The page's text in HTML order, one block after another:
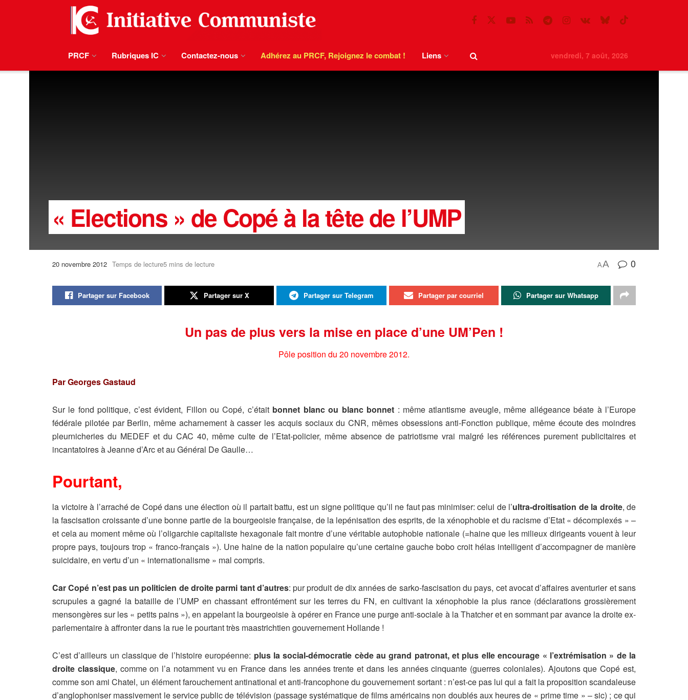
PRCF Rubriques IC Contactez-nous Adhérez au PRCF, Rejoignez le combat ! Liens vendredi, 7 août, 2026
« Elections » de Copé à la tête de l’UMP
20 novembre 2012 Temps de lecture5 mins de lecture AA 0
Partager sur Facebook Partager sur X Partager sur Telegram Partager par courriel Partager sur Whatsapp
Un pas de plus vers la mise en place d’une UM’Pen !
Pôle position du 20 novembre 2012.
Par Georges Gastaud
Sur le fond politique, c’est évident, Fillon ou Copé, c’étaitbonnet blanc ou blanc bonnet : même atlantisme aveugle, même allégeance béate à l’Europe
fédérale pilotée par Berlin, même acharnement à casser les acquis sociaux du CNR, mêmes obsessions anti-Fonction publique, même écoute des moindres
pleurnicheries du MEDEF et du CAC 40, même culte de l’Etat-policier, même absence de patriotisme vrai malgré les références purement publicitaires et
incantatoires à Jeanne d’Arc et au Général De Gaulle…
Pourtant,
la victoire à l’arraché de Copé dans une élection où il partait battu, est un signe politique qu’il ne faut pas minimiser: celui de l’ultra-droitisation de la droite, de
la fascisation croissante d’une bonne partie de la bourgeoisie française, de la lepénisation des esprits, de la xénophobie et du racisme d’Etat « décomplexés » –
et cela au moment même où l’oligarchie capitaliste hexagonale fait montre d’une véritable autophobie nationale (=haine que les milieux dirigeants vouent à leur
propre pays, toujours trop « franco-français »). Une haine de la nation populaire qu’une certaine gauche bobo croit hélas intelligent d’accompagner de manière
suicidaire, en vertu d’un « internationalisme » mal compris.
Car Copé n’est pas un politicien de droite parmi tant d’autres: pur produit de dix années de sarko-fascisation du pays, cet avocat d’affaires aventurier et sans
scrupules a gagné la bataille de l’UMP en chassant effrontément sur les terres du FN, en cultivant la xénophobie la plus rance (déclarations grossièrement
mensongères sur les « petits pains »), en appelant la bourgeoisie à opérer en France une purge anti-sociale à la Thatcher et en sommant par avance la droite ex-
parlementaire à affronter dans la rue le pourtant très maastrichtien gouvernement Hollande !
C’est d’ailleurs un classique de l’histoire européenne: plus la social-démocratie cède au grand patronat, et plus elle encourage « l’extrémisation » de la
droite classique, comme on l’a notamment vu en France dans les années trente et dans les années cinquante (guerres coloniales). Ajoutons que Copé est,
comme son ami Chatel, un élément farouchement antinational et anti-francophone du gouvernement sortant : n’est-ce pas lui qui a fait la proposition scandaleuse
d’anglophoniser massivement le service public de télévision (passage systématique de films américains non doublés aux heures de « prime time » – sic) ; ce qui